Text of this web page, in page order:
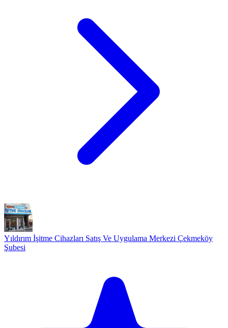
Yıldırım İşitme Cihazları Satış Ve Uygulama Merkezi Çekmeköy
Şubesi